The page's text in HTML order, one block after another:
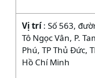
Vị trí: Số 563,
Tô Ngọc Vân, P.
Phú, TP Thủ Đức,
Hồ Chí Minh